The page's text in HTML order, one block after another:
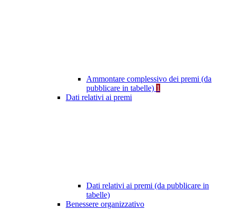
Ammontare complessivo dei premi (da
pubblicare in tabelle) 1
Dati relativi ai premi
Dati relativi ai premi (da pubblicare in
tabelle)
Benessere organizzativo